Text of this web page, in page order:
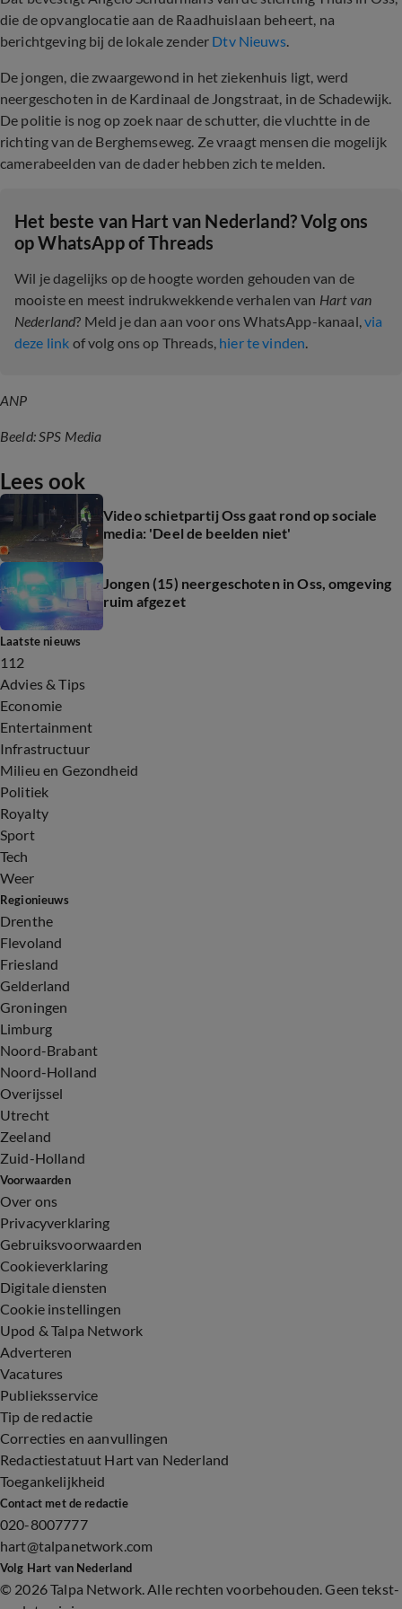
die de opvanglocatie aan de Raadhuislaan beheert, na
berichtgeving bij de lokale zender Dtv Nieuws.
De jongen, die zwaargewond in het ziekenhuis ligt, werd
neergeschoten in de Kardinaal de Jongstraat, in de Schadewijk.
De politie is nog op zoek naar de schutter, die vluchtte in de
richting van de Berghemseweg. Ze vraagt mensen die mogelijk
camerabeelden van de dader hebben zich te melden.
Het beste van Hart van Nederland? Volg ons
op WhatsApp of Threads
Wil je dagelijks op de hoogte worden gehouden van de
mooiste en meest indrukwekkende verhalen van Hart van
Nederland? Meld je dan aan voor ons WhatsApp-kanaal,via
deze link of volg ons op Threads, hier te vinden.
ANP
Beeld: SPS Media
Lees ook
Video schietpartij Oss gaat rond op sociale
media: 'Deel de beelden niet'
Jongen (15) neergeschoten in Oss, omgeving
ruim afgezet
Laatste nieuws
112
Advies & Tips
Economie
Entertainment
Infrastructuur
Milieu en Gezondheid
Politiek
Royalty
Sport
Tech
Weer
Regionieuws
Drenthe
Flevoland
Friesland
Gelderland
Groningen
Limburg
Noord-Brabant
Noord-Holland
Overijssel
Utrecht
Zeeland
Zuid-Holland
Voorwaarden
Over ons
Privacyverklaring
Gebruiksvoorwaarden
Cookieverklaring
Digitale diensten
Cookie instellingen
Upod & Talpa Network
Adverteren
Vacatures
Publieksservice
Tip de redactie
Correcties en aanvullingen
Redactiestatuut Hart van Nederland
Toegankelijkheid
Contact met de redactie
020-8007777
hart@talpanetwork.com
Volg Hart van Nederland
© 2026 Talpa Network. Alle rechten voorbehouden. Geen tekst-